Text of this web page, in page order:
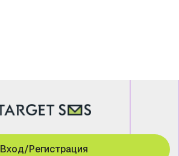
Вход/Регистрация